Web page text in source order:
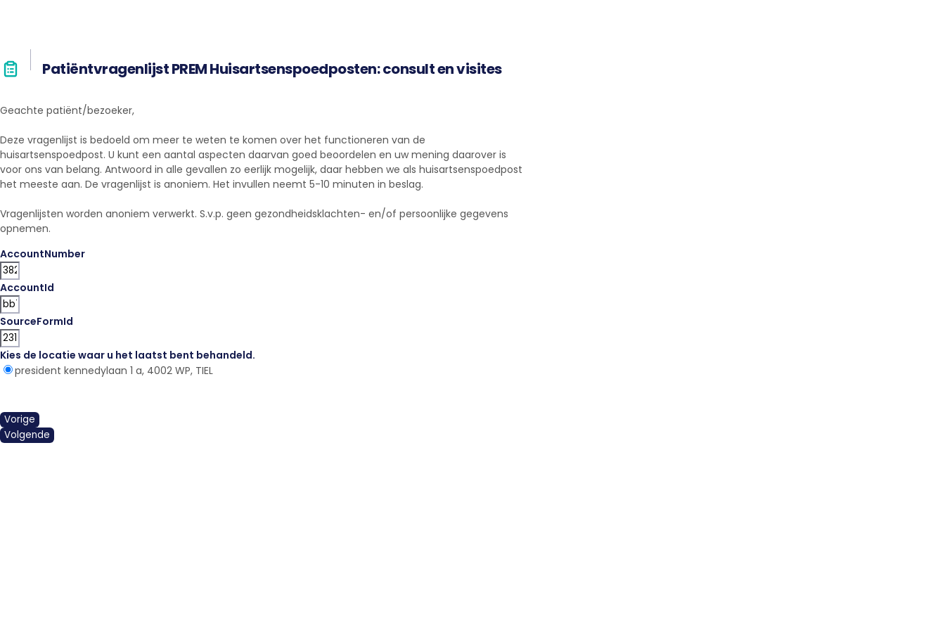
Patiëntvragenlijst PREM Huisartsenspoedposten: consult en visites
Geachte patiënt/bezoeker,
Deze vragenlijst is bedoeld om meer te weten te komen over het functioneren van de
huisartsenspoedpost. U kunt een aantal aspecten daarvan goed beoordelen en uw mening daarover is
voor ons van belang. Antwoord in alle gevallen zo eerlijk mogelijk, daar hebben we als huisartsenspoedpost
het meeste aan. De vragenlijst is anoniem. Het invullen neemt 5-10 minuten in beslag.
Vragenlijsten worden anoniem verwerkt. S.v.p. geen gezondheidsklachten- en/of persoonlijke gegevens
opnemen.
AccountNumber
AccountId
SourceFormId
Kies de locatie waar u het laatst bent behandeld.
president kennedylaan 1 a, 4002 WP, TIEL
Vorige
Volgende